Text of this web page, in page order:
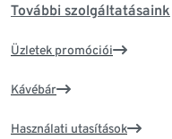
További szolgáltatásaink
Üzletek promóciói
Kávébár
Használati utasítások